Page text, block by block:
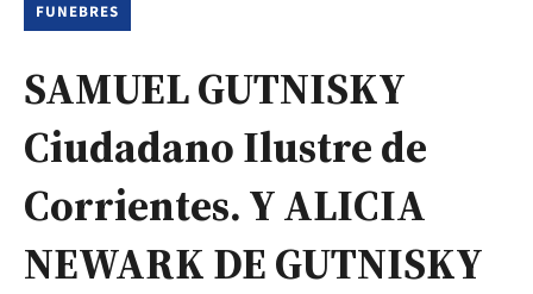
FUNEBRES
SAMUEL GUTNISKY
Ciudadano Ilustre de
Corrientes. Y ALICIA
NEWARK DE GUTNISKY